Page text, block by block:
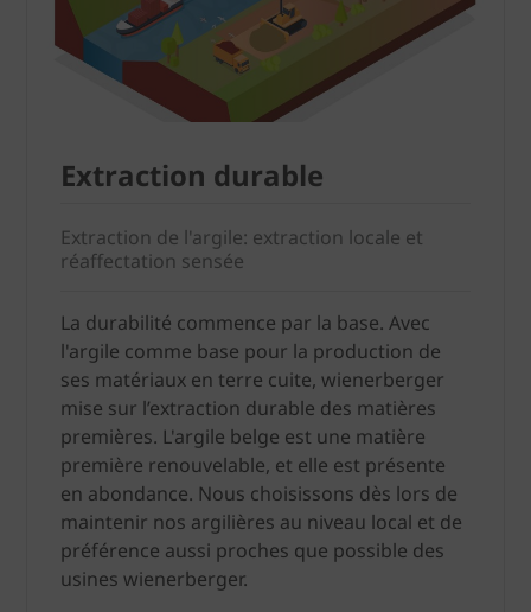
Extraction durable
Extraction de l'argile: extraction locale et
réaffectation sensée
La durabilité commence par la base. Avec
l'argile comme base pour la production de
ses matériaux en terre cuite, wienerberger
mise sur l’extraction durable des matières
premières. L'argile belge est une matière
première renouvelable, et elle est présente
en abondance. Nous choisissons dès lors de
maintenir nos argilières au niveau local et de
préférence aussi proches que possible des
usines wienerberger.